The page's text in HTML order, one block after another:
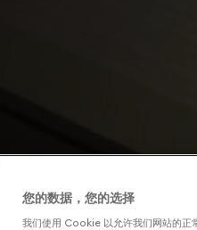
您的数据，您的选择
我们使用 Cookie 以允许我们网站的正